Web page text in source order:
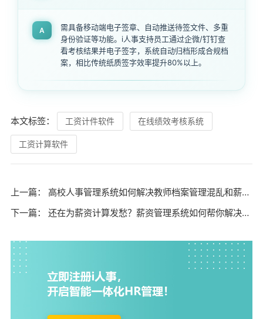
A
需具备移动端电子签章、自动推送待签文件、多重
身份验证等功能。i人事支持员工通过企微/钉钉查
看考核结果并电子签字，系统自动归档形成合规档
案，相比传统纸质签字效率提升80%以上。
本文标签： 工资计件软件 在线绩效考核系统
工资计算软件
上一篇： 高校人事管理系统如何解决教师档案管理混乱和薪资核算效率低下的问题？
下一篇： 还在为薪资计算发愁？薪资管理系统如何帮你解决错漏难题？